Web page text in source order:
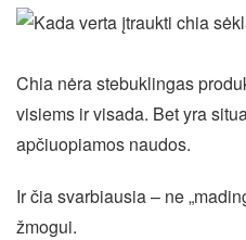
Chia nėra stebuklingas
visiems ir visada. Bet yra
apčiuopiamos naudos.
Ir čia svarbiausia – ne
žmogui.